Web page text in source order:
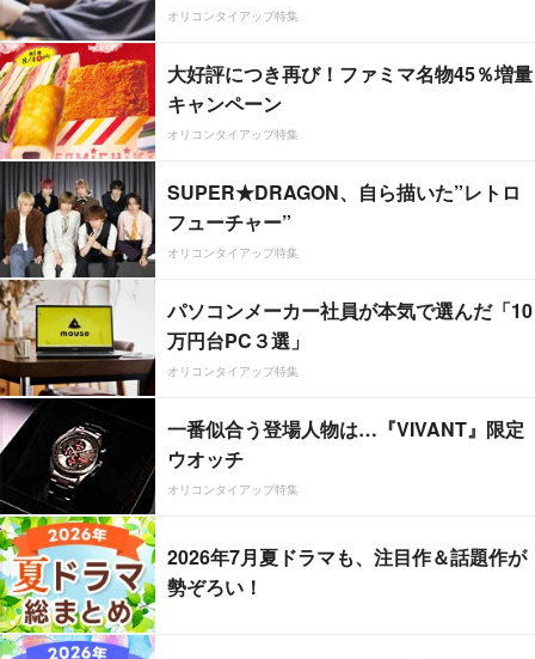
オリコンタイアップ特集
大好評につき再び！ファミマ名物45％増量
キャンペーン
オリコンタイアップ特集
SUPER★DRAGON、自ら描いた”レトロ
フューチャー”
オリコンタイアップ特集
パソコンメーカー社員が本気で選んだ「10
万円台PC３選」
オリコンタイアップ特集
一番似合う登場人物は…『VIVANT』限定
ウオッチ
オリコンタイアップ特集
2026年7月夏ドラマも、注目作＆話題作が
勢ぞろい！